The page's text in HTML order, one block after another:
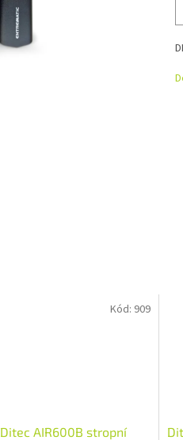
Ditec AIR600B stropní
Kód: 909